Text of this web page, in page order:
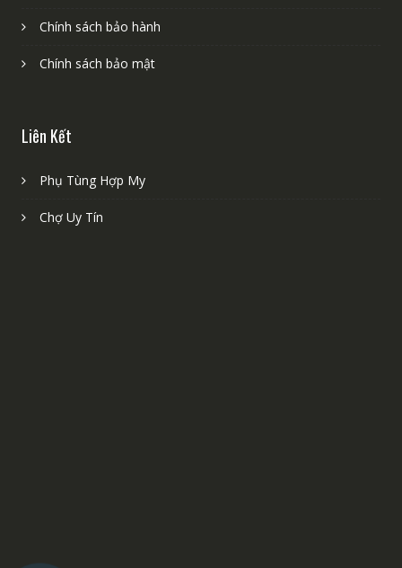
Chính sách bảo hành
Chính sách bảo mật
Liên Kết
Phụ Tùng Hợp My
Chợ Uy Tín